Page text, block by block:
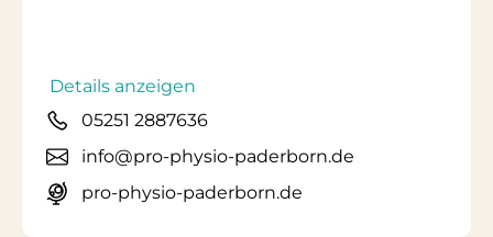
Details anzeigen
05251 2887636
info@pro-physio-paderborn.de
pro-physio-paderborn.de